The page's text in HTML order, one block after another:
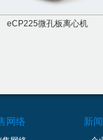
eCP225微孔板离心机
网络 新